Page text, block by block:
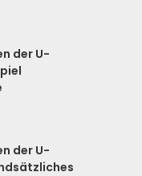
der U-
der U-